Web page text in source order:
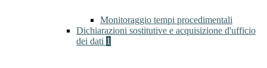
Monitoraggio tempi procedimentali
Dichiarazioni sostitutive e acquisizione d'ufficio
dei dati 1